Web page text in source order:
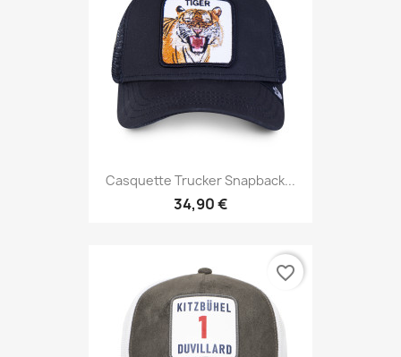
Casquette Trucker Snapback...
34,90 €
favorite_border